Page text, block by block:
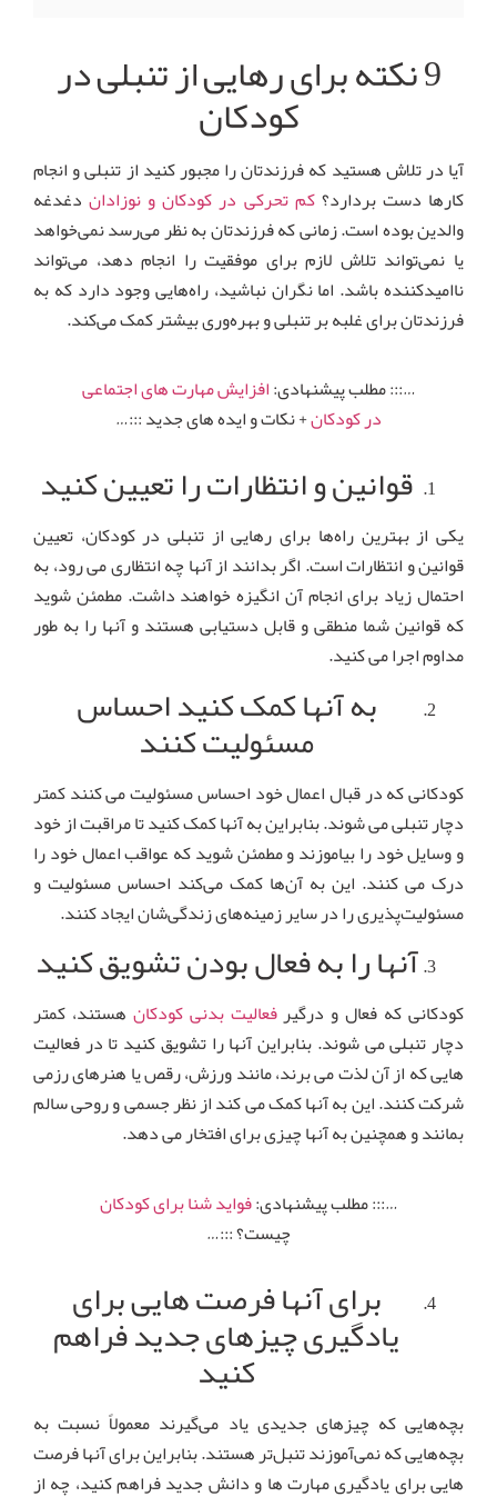
9 نکته برای رهایی از تنبلی در
کودکان
آیا در تلاش هستید که فرزندتان را مجبور کنید از تنبلی و انجام
کارها دست بردارد؟کم تحرکی در کودکان و نوزاداندغدغه
والدین بوده است. زمانی که فرزندتان به نظر می‌رسد نمی‌خواهد
یا نمی‌تواند تلاش لازم برای موفقیت را انجام دهد، می‌تواند
ناامیدکننده باشد. اما نگران نباشید، راه‌هایی وجود دارد که به
فرزندتان برای غلبه بر تنبلی و بهره‌وری بیشتر کمک می‌کند.
…::: مطلب پیشنهادی:افزایش مهارت های اجتماعی
در کودکان+ نکات و ایده های جدید :::…
قوانین و انتظارات را تعیین کنید
یکی از بهترین راه‌ها برای رهایی از تنبلی در کودکان، تعیین
قوانین و انتظارات است. اگر بدانند از آنها چه انتظاری می رود، به
احتمال زیاد برای انجام آن انگیزه خواهند داشت. مطمئن شوید
که قوانین شما منطقی و قابل دستیابی هستند و آنها را به طور
مداوم اجرا می کنید.
به آنها کمک کنید احساس
مسئولیت کنند
کودکانی که در قبال اعمال خود احساس مسئولیت می کنند کمتر
دچار تنبلی می شوند. بنابراین به آنها کمک کنید تا مراقبت از خود
و وسایل خود را بیاموزند و مطمئن شوید که عواقب اعمال خود را
درک می کنند. این به آن‌ها کمک می‌کند احساس مسئولیت و
مسئولیت‌پذیری را در سایر زمینه‌های زندگی‌شان ایجاد کنند.
آنها را به فعال بودن تشویق کنید
کودکانی که فعال و درگیرفعالیت بدنی کودکان هستند، کمتر
دچار تنبلی می شوند. بنابراین آنها را تشویق کنید تا در فعالیت
هایی که از آن لذت می برند، مانند ورزش، رقص یا هنرهای رزمی
شرکت کنند. این به آنها کمک می کند از نظر جسمی و روحی سالم
بمانند و همچنین به آنها چیزی برای افتخار می دهد.
…::: مطلب پیشنهادی:فواید شنا برای کودکان
چیست؟ :::…
برای آنها فرصت هایی برای
یادگیری چیزهای جدید فراهم
کنید
بچه‌هایی که چیزهای جدیدی یاد می‌گیرند معمولاً نسبت به
بچه‌هایی که نمی‌آموزند تنبل‌تر هستند. بنابراین برای آنها فرصت
هایی برای یادگیری مهارت ها و دانش جدید فراهم کنید، چه از